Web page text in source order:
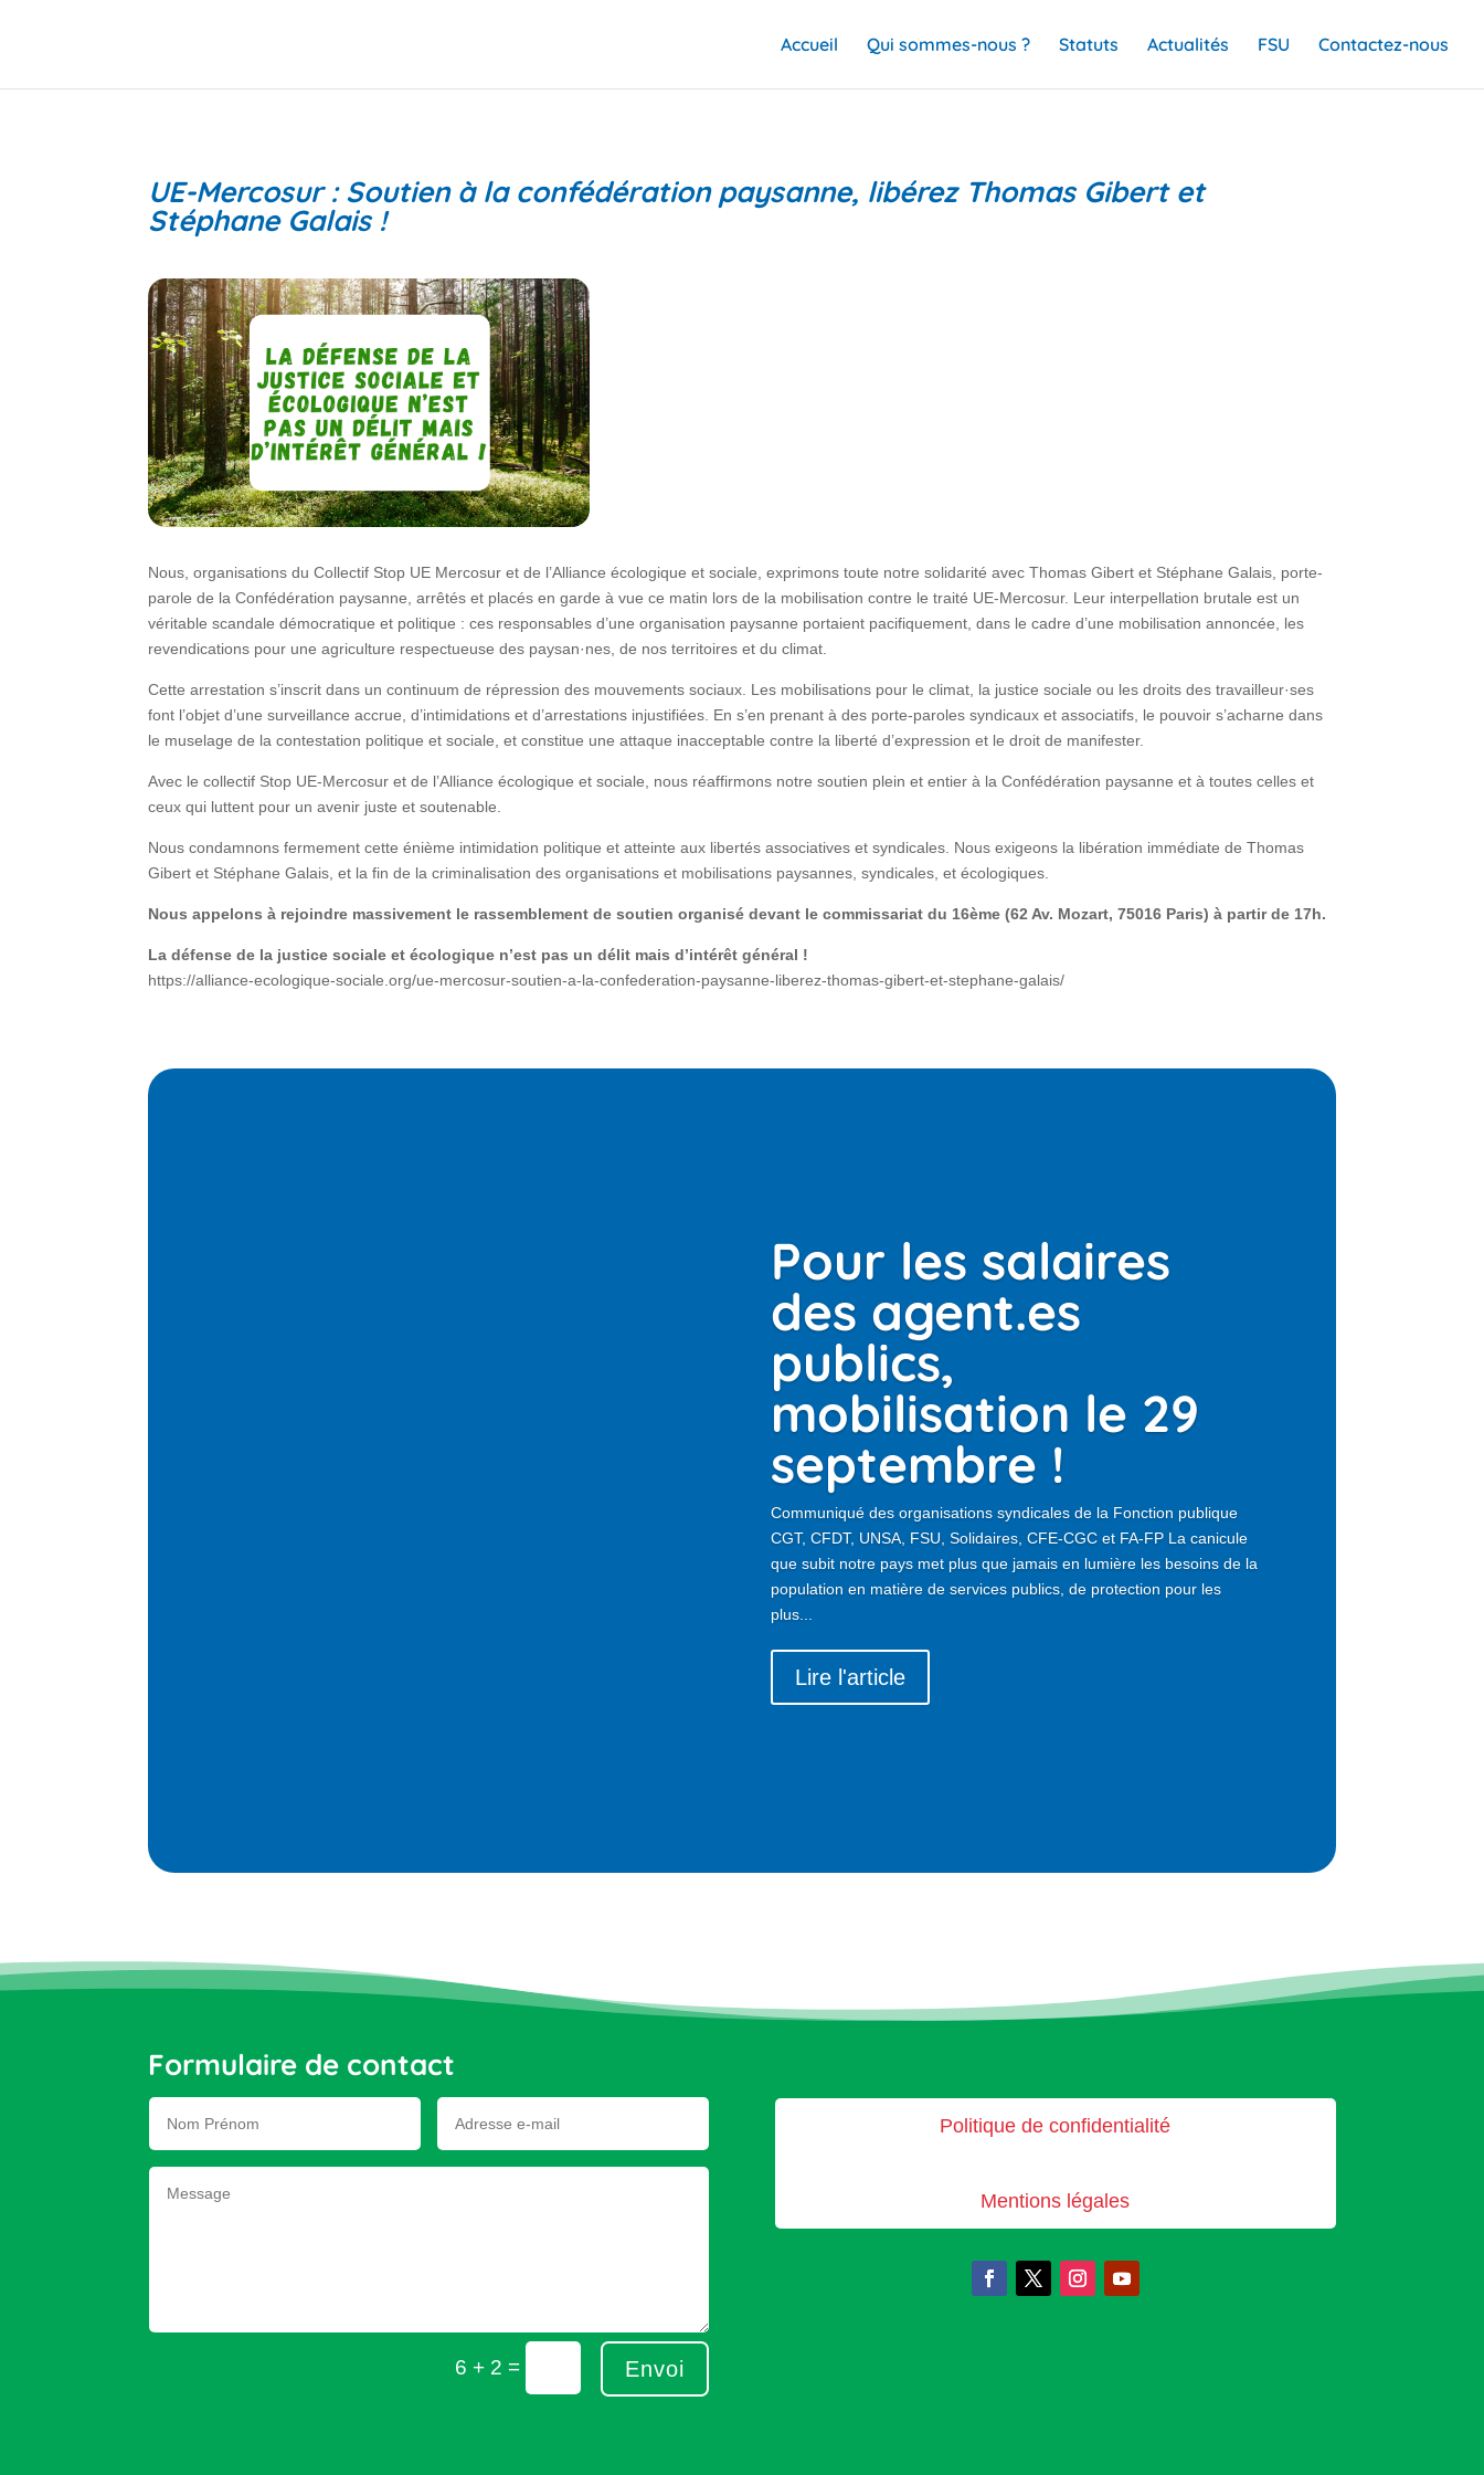
Accueil Qui sommes-nous ? Statuts Actualités FSU Contactez-nous
UE-Mercosur : Soutien à la confédération paysanne, libérez Thomas Gibert et
Stéphane Galais !
Nous, organisations du Collectif Stop UE Mercosur et de l’Alliance écologique et sociale, exprimons toute notre solidarité avec Thomas Gibert et Stéphane Galais, porte-
parole de la Confédération paysanne, arrêtés et placés en garde à vue ce matin lors de la mobilisation contre le traité UE-Mercosur. Leur interpellation brutale est un
véritable scandale démocratique et politique : ces responsables d’une organisation paysanne portaient pacifiquement, dans le cadre d’une mobilisation annoncée, les
revendications pour une agriculture respectueuse des paysan·nes, de nos territoires et du climat.
Cette arrestation s’inscrit dans un continuum de répression des mouvements sociaux. Les mobilisations pour le climat, la justice sociale ou les droits des travailleur·ses
font l’objet d’une surveillance accrue, d’intimidations et d’arrestations injustifiées. En s’en prenant à des porte-paroles syndicaux et associatifs, le pouvoir s’acharne dans
le muselage de la contestation politique et sociale, et constitue une attaque inacceptable contre la liberté d’expression et le droit de manifester.
Avec le collectif Stop UE-Mercosur et de l’Alliance écologique et sociale, nous réaffirmons notre soutien plein et entier à la Confédération paysanne et à toutes celles et
ceux qui luttent pour un avenir juste et soutenable.
Nous condamnons fermement cette énième intimidation politique et atteinte aux libertés associatives et syndicales. Nous exigeons la libération immédiate de Thomas
Gibert et Stéphane Galais, et la fin de la criminalisation des organisations et mobilisations paysannes, syndicales, et écologiques.
Nous appelons à rejoindre massivement le rassemblement de soutien organisé devant le commissariat du 16ème (62 Av. Mozart, 75016 Paris) à partir de 17h.
La défense de la justice sociale et écologique n’est pas un délit mais d’intérêt général !
https://alliance-ecologique-sociale.org/ue-mercosur-soutien-a-la-confederation-paysanne-liberez-thomas-gibert-et-stephane-galais/
Pour les salaires
des agent.es
publics,
mobilisation le 29
septembre !
Communiqué des organisations syndicales de la Fonction publique
CGT, CFDT, UNSA, FSU, Solidaires, CFE-CGC et FA-FP La canicule
que subit notre pays met plus que jamais en lumière les besoins de la
population en matière de services publics, de protection pour les
plus...
Lire l'article
Formulaire de contact
6 + 2 = Envoi
Politique de confidentialité
Mentions légales